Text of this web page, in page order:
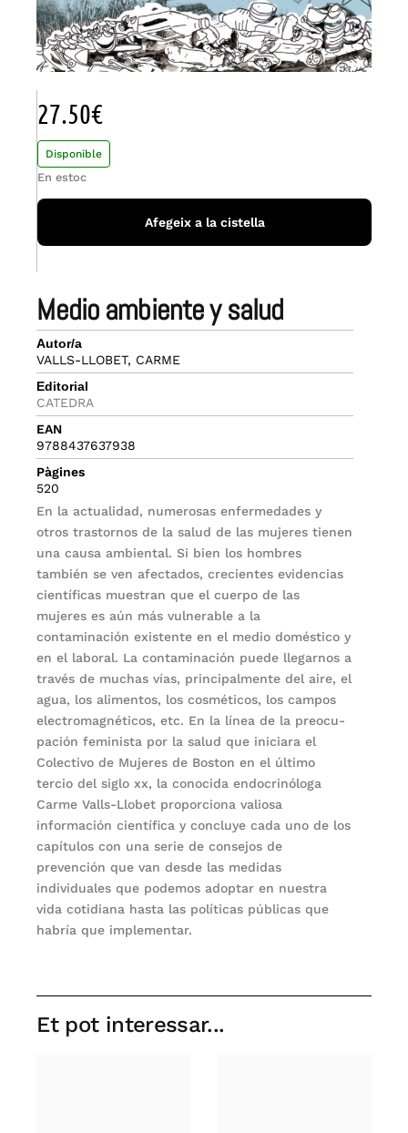
medio ambiente y salud
Autor/a
VALLS-LLOBET, CARME
Editorial
CATEDRA
EAN
9788437637938
Pàgines
520
En la actualidad, numerosas enfermedades y
otros trastornos de la salud de las mujeres tienen
una causa ambiental. Si bien los hombres
también se ven afectados, crecientes evidencias
científicas muestran que el cuerpo de las
mujeres es aún más vulnerable a la
contaminación existente en el medio doméstico y
en el laboral. La contaminación puede llegarnos a
través de muchas vías, principalmente del aire, el
agua, los alimentos, los cosméticos, los campos
electromagnéticos, etc. En la línea de la preocu­
pación feminista por la salud que iniciara el
Colectivo de Mujeres de Boston en el último
tercio del siglo xx, la conocida endocrinóloga
Carme Valls-Llobet proporciona valiosa
información científica y concluye cada uno de los
capítulos con una serie de consejos de
prevención que van desde las medidas
individuales que podemos adoptar en nuestra
vida cotidiana hasta las políticas públicas que
habría que implemen­tar.
27.50€
Disponible
En estoc
Afegeix a la cistella
Et pot interessar...